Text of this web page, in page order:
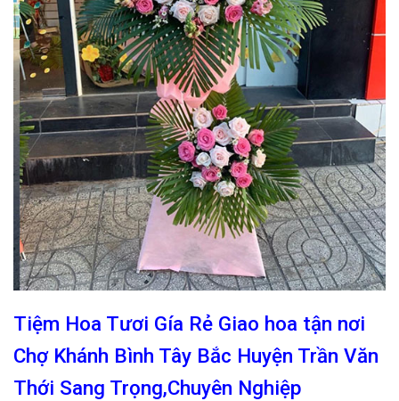
Tiệm Hoa Tươi Gía Rẻ Giao hoa tận nơi
Chợ Khánh Bình Tây Bắc Huyện Trần Văn
Thới Sang Trọng,Chuyên Nghiệp